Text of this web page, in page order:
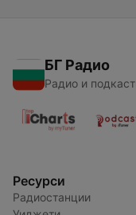
БГ Радио
Радио и
Ресурси
Радиостанции